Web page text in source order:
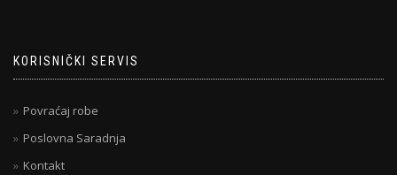
KORISNIČKI SERVIS
Povraćaj robe
Poslovna Saradnja
Kontakt